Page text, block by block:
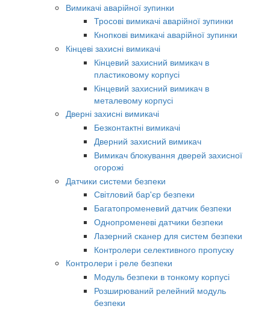
Вимикачі аварійної зупинки
Тросові вимикачі аварійної зупинки
Кнопкові вимикачі аварійної зупинки
Кінцеві захисні вимикачі
Кінцевий захисний вимикач в
пластиковому корпусі
Кінцевий захисний вимикач в
металевому корпусі
Дверні захисні вимикачі
Безконтактні вимикачі
Дверний захисний вимикач
Вимикач блокування дверей захисної
огорожі
Датчики системи безпеки
Світловий бар'єр безпеки
Багатопроменевий датчик безпеки
Однопроменеві датчики безпеки
Лазерний сканер для систем безпеки
Контролери селективного пропуску
Контролери і реле безпеки
Модуль безпеки в тонкому корпусі
Розширюваний релейний модуль
безпеки